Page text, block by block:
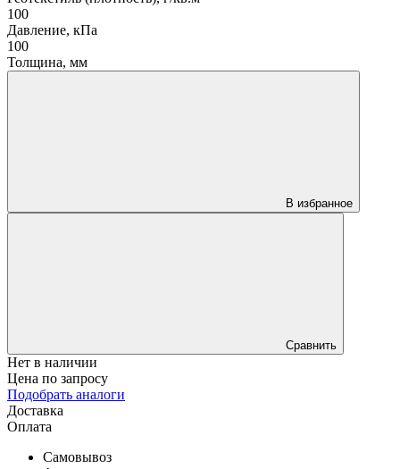
100
Давление, кПа
100
Толщина, мм
В избранное
Сравнить
Нет в наличии
Цена по запросу
Подобрать аналоги
Доставка
Оплата
Самовывоз